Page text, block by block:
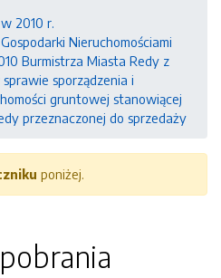
2010 r.
Nieruchomościami
Burmistrza Miasta Redy z
sporządzenia i
gruntowej stanowiącej
przeznaczonej do sprzedaży
poniżej.